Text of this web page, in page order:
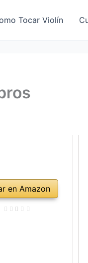
Tocar Violín
en Amazon